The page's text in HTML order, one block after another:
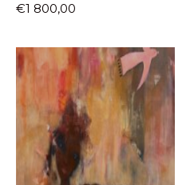
€1 800,00